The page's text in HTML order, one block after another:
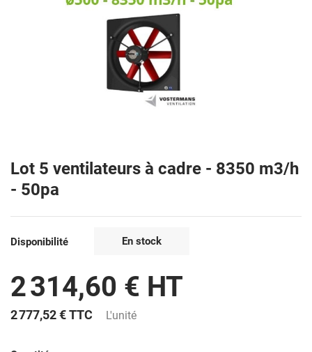
Lot 5 ventilateurs à cadre - 8350 m3/h
- 50pa
Disponibilité En stock
2 314,60 € HT
2 777,52 €TTC L'unité